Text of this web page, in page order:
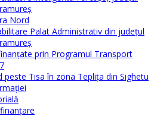
Nord
Palat Administrativ din județul
prin Programul Transport
peste Tisa în zona Teplița din Sighetu